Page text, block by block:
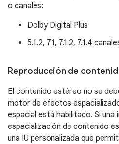
o canales:
Dolby Digital Plus
5.1.2, 7.1, 7.1.2, 7.1.4
Reproducción de
El contenido estéreo no se
motor de efectos
espacial está habilitado. Si una
espacialización de contenido
una IU personalizada que